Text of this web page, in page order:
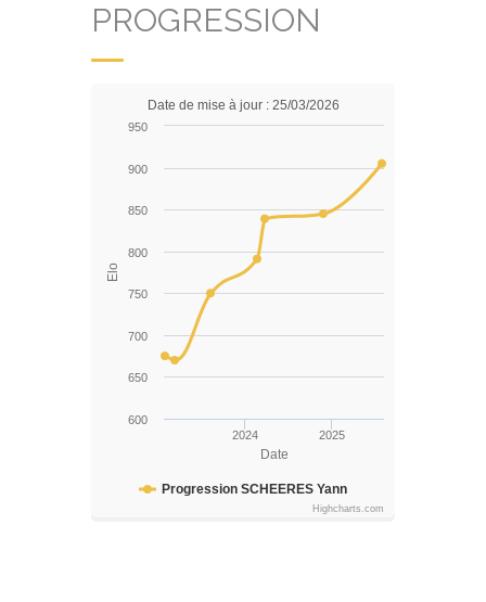
PROGRESSION
Date
Elo
Date de mise à jour : 25/03/2026
Progression SCHEERES Yann
2024 2025
600
650
700
750
800
850
900
950
Highcharts.com